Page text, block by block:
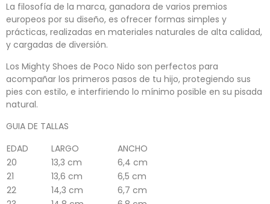
La filosofía de la marca, ganadora de varios premios
europeos por su diseño, es ofrecer formas simples y
prácticas, realizadas en materiales naturales de alta calidad,
y cargadas de diversión.
Los Mighty Shoes de Poco Nido son perfectos para
acompañar los primeros pasos de tu hijo, protegiendo sus
pies con estilo, e interfiriendo lo mínimo posible en su pisada
natural.
GUIA DE TALLAS
EDAD
LARGO
ANCHO
20
13,3 cm
6,4 cm
21
13,6 cm
6,5 cm
22
14,3 cm
6,7 cm